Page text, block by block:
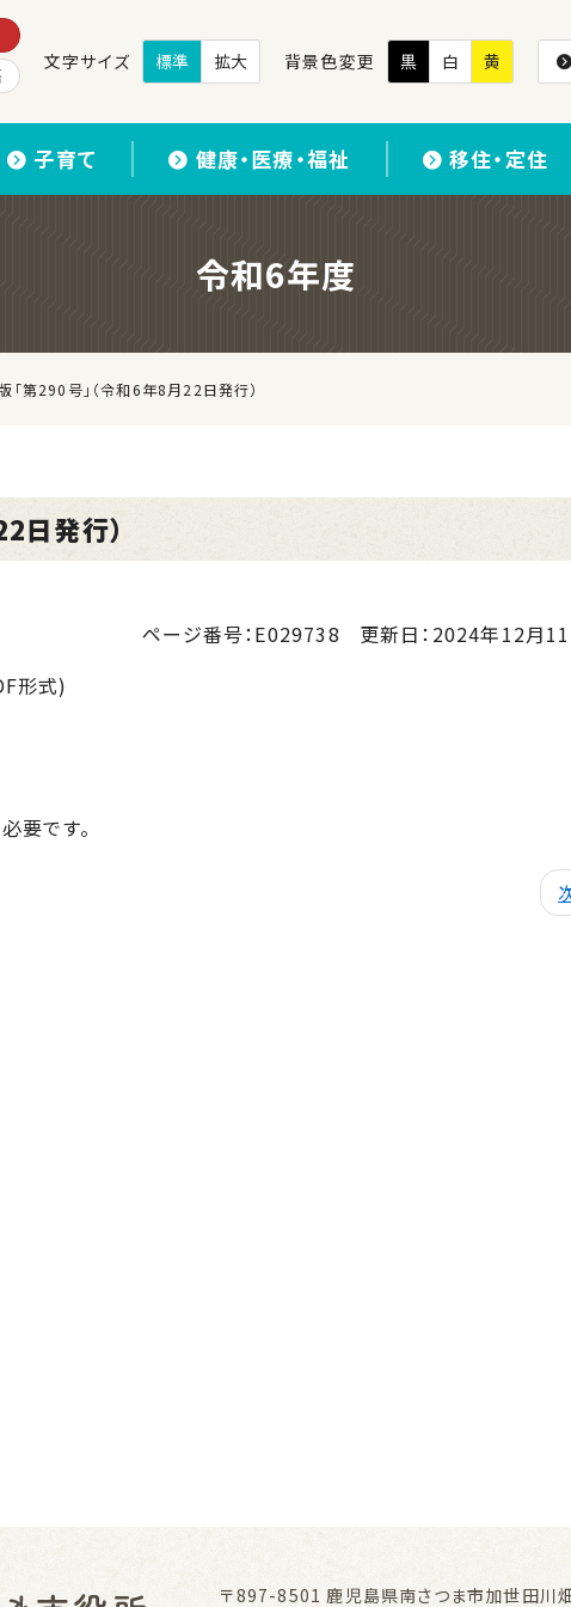
文字サイズ 標準 拡大 背景色変更 黒 白 黄
子育て 健康・医療・福祉 移住・定住
令和6年度
「第290号」（令和6年8月22日発行）
日発行）
ページ番号：E029738 更新日： 2024年12月
形式)
要です。
〒897-8501鹿児島県南さつま市加世田川